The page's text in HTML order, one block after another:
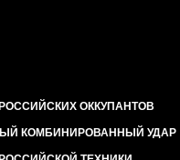
ОККУПАНТОВ
КОМБИНИРОВАННЫЙ УДАР